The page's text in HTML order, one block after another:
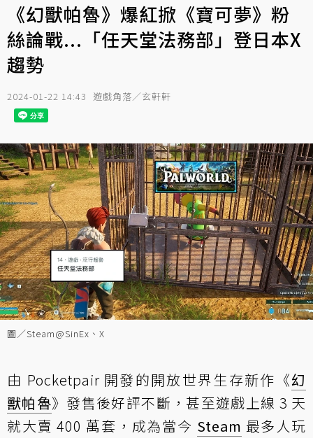
《幻獸帕魯》爆紅掀《寶可夢》粉
絲論戰...「任天堂法務部」登日本X
趨勢
2024-01-22 14:43 遊戲角落／玄軒軒
圖／Steam@SinEx、X
由 Pocketpair 開發的開放世界生存新作《幻
獸帕魯》發售後好評不斷，甚至遊戲上線 3 天
就大賣 400 萬套，成為當今 Steam 最多人玩